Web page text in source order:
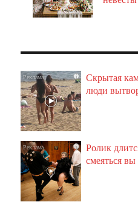
i
Скрытая
люди
i
Ролик
смеяться вы